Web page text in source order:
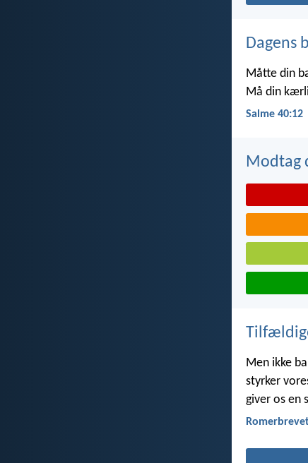
Dagens
Måtte din
Må din
Salme 40:12
Modtag
Men ikke
styrker
giver os en